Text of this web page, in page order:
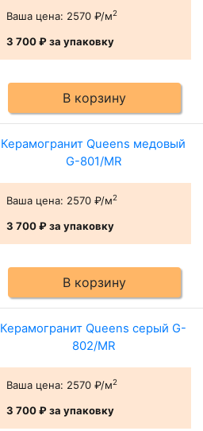
Ваша цена: 2570 ₽/м2
3 700 ₽за упаковку
В корзину
Керамогранит Queens медовый
G-801/MR
Ваша цена: 2570 ₽/м2
3 700 ₽за упаковку
В корзину
Керамогранит Queens серый G-
802/MR
Ваша цена: 2570 ₽/м2
3 700 ₽за упаковку